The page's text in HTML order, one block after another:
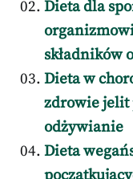
Dieta dla
składników
Dieta w
zdrowie jelit
odżywianie
Dieta